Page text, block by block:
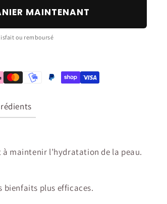
MAINTENANT
ou remboursé
maintenir l’hydratation de la peau.
bienfaits plus efficaces.